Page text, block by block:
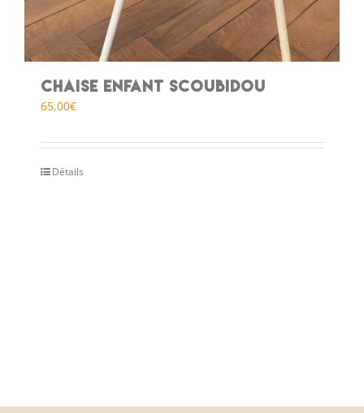
Chaise Enfant Scoubidou
65,00€
Détails